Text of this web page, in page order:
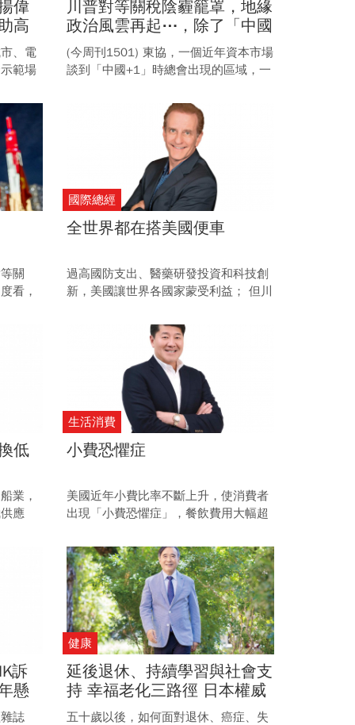
偉
高
輸
、電
範場
成長
川普對等關稅陰霾籠罩，地緣
政治風雲再起⋯，除了「中國
+1」，還要再「+1」 直擊！
東協新鏈鍛造中 ——2025年
東協台商1000大——
(今周刊1501) 東協，一個近年資本市場
談到「中國+1」時總會出現的區域，一
望能承接轉單效應的舞台。 幾年過去，
這片土地正在塑造新的經濟故事。 越
南、泰國、馬來西亞與新加坡，憑藉貿
易條件優勢、產業聚落與在地供應鏈，
逐漸從「替代方案」走向「核心節
點」。 出口靠美國、進口倚中國的結
構，正在調整中孕育新平衡。 在川普
2.0的壓力下，東協供應鏈並未退縮，
關
看，
國際總經
全世界都在搭美國便車
過高國防支出、醫藥研發投資和科技創
新，美國讓世界各國家蒙受利益； 但川
將拖累現有的經濟效率。
低
業，
應
生活消費
小費恐懼症
美國近年小費比率不斷上升，使消費者
出現「小費恐懼症」，餐飲費用大幅超
費緊縮的惡性循環，能否在不景氣中找
到異軍突起的機會？
訴
懸
轉
誌
健康
延後退休、持續學習與社會支
持 幸福老化三路徑 日本權威
醫師保坂隆 揭高齡健康心法
五十歲以後，如何面對退休、癌症、失